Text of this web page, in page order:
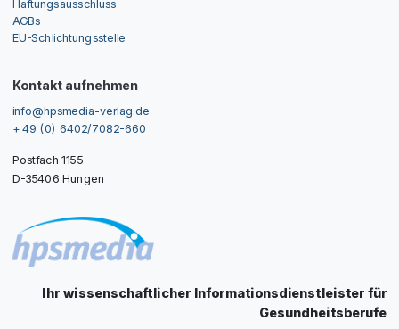
Haftungsausschluss
AGBs
EU-Schlichtungsstelle
Kontakt aufnehmen
info@hpsmedia-verlag.de
+ 49 (0) 6402/7082-660
Postfach 1155
D-35406 Hungen
Ihr wissenschaftlicher Informationsdienstleister für
Gesundheitsberufe